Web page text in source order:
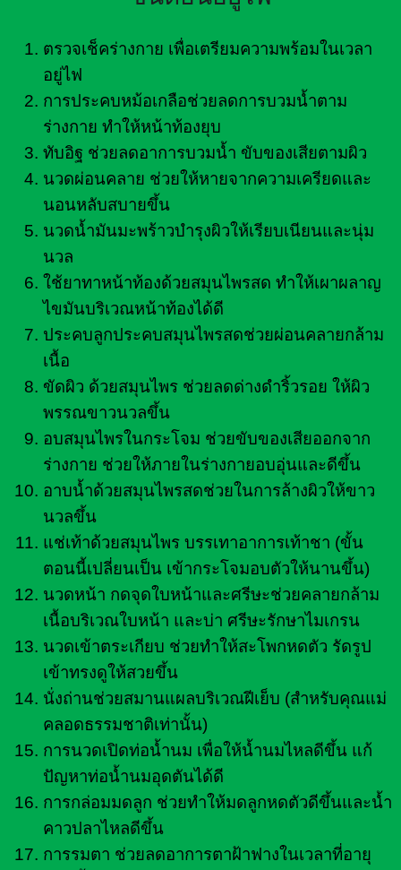
ตรวจเช็คร่างกาย เพื่อเตรียมความพร้อมในเวลา
อยู่ไฟ
การประคบหม้อเกลือช่วยลดการบวมน้ำตาม
ร่างกาย ทำให้หน้าท้องยุบ
ทับอิฐ ช่วยลดอาการบวมน้ำ ขับของเสียตามผิว
นวดผ่อนคลาย ช่วยให้หายจากความเครียดและ
นอนหลับสบายขึ้น
นวดน้ำมันมะพร้าวบำรุงผิวให้เรียบเนียนและนุ่ม
นวล
ใช้ยาทาหน้าท้องด้วยสมุนไพรสด ทำให้เผาผลาญ
ไขมันบริเวณหน้าท้องได้ดี
ประคบลูกประคบสมุนไพรสดช่วยผ่อนคลายกล้าม
เนื้อ
ขัดผิว ด้วยสมุนไพร ช่วยลดด่างดำริ้วรอย ให้ผิว
พรรณขาวนวลขึ้น
อบสมุนไพรในกระโจม ช่วยขับของเสียออกจาก
ร่างกาย ช่วยให้ภายในร่างกายอบอุ่นและดีขึ้น
อาบน้ำด้วยสมุนไพรสดช่วยในการล้างผิวให้ขาว
นวลขึ้น
แช่เท้าด้วยสมุนไพร บรรเทาอาการเท้าชา (ขั้น
ตอนนี้เปลี่ยนเป็น เข้ากระโจมอบตัวให้นานขึ้น)
นวดหน้า กดจุดใบหน้าและศรีษะช่วยคลายกล้าม
เนื้อบริเวณใบหน้า และบ่า ศรีษะรักษาไมเกรน
นวดเข้าตระเกียบ ช่วยทำให้สะโพกหดตัว รัดรูป
เข้าทรงดูให้สวยขึ้น
นั่งถ่านช่วยสมานแผลบริเวณฝีเย็บ (สำหรับคุณแม่
คลอดธรรมชาติเท่านั้น)
การนวดเปิดท่อน้ำนม เพื่อให้น้ำนมไหลดีขึ้น แก้
ปัญหาท่อน้ำนมอุดตันได้ดี
การกล่อมมดลูก ช่วยทำให้มดลูกหดตัวดีขึ้นและน้ำ
คาวปลาไหลดีขึ้น
การรมตา ช่วยลดอาการตาฝ้าฟางในเวลาที่อายุ